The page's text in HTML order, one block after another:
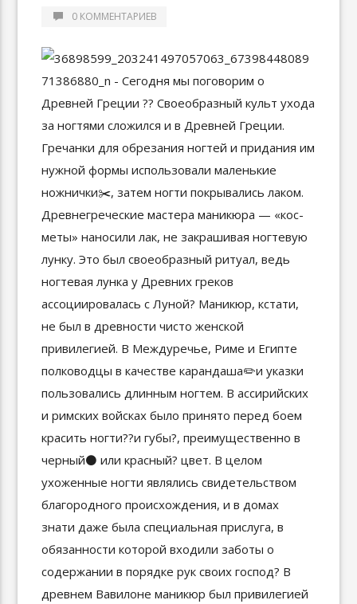
0 КОММЕНТАРИЕВ